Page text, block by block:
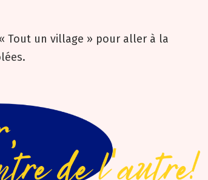
Tout un village » pour aller à la